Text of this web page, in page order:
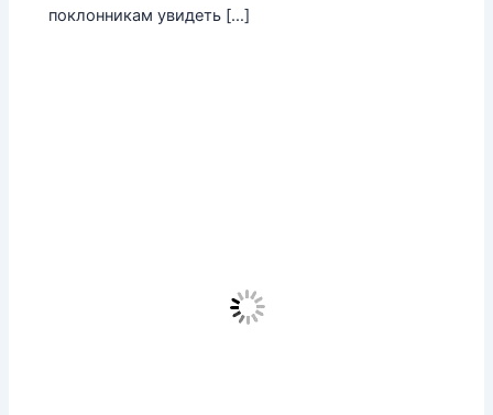
поклонникам увидеть […]